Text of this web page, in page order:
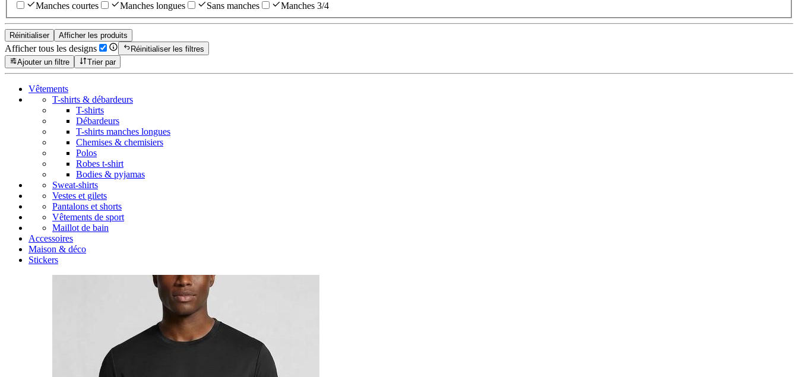
Manches courtes
Manches longues Sans manches Manches 3/4
Réinitialiser Afficher les produits
Afficher tous les designs
Réinitialiser les filtres
Ajouter un filtre
Trier par
Vêtements
T-shirts & débardeurs
T-shirts
Débardeurs
T-shirts manches longues
Chemises & chemisiers
Polos
Robes t-shirt
Bodies & pyjamas
Sweat-shirts
Vestes et gilets
Pantalons et shorts
Vêtements de sport
Maillot de bain
Accessoires
Maison & déco
Stickers